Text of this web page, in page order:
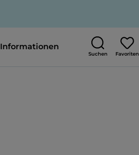
Informationen
Suchen Favoriten